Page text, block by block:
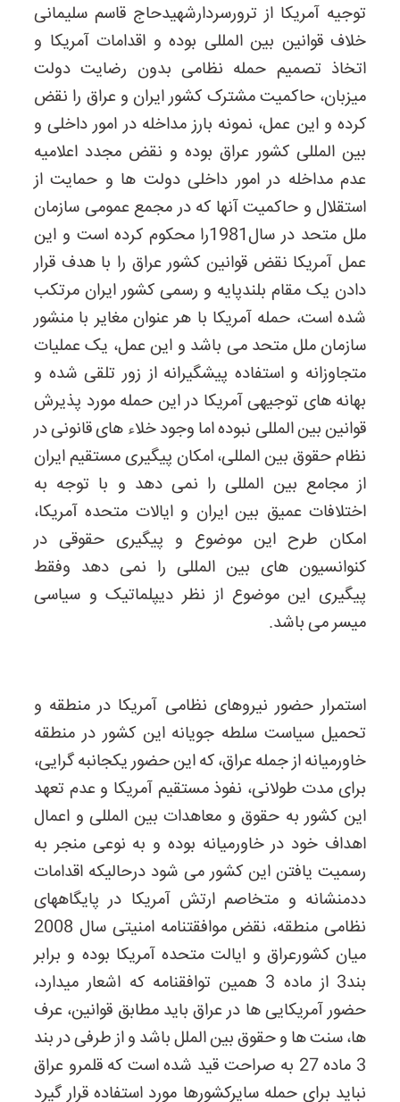
توجیه آمریکا از ترورسردارشهیدحاج قاسم سلیمانی
خلاف قوانین بین المللی بوده و اقدامات آمریکا و
اتخاذ تصمیم حمله نظامی بدون رضایت دولت
میزبان، حاکمیت مشترک کشور ایران و عراق را نقض
کرده و این عمل، نمونه بارز مداخله در امور داخلی و
بین المللی کشور عراق بوده و نقض مجدد اعلامیه
عدم مداخله در امور داخلی دولت ها و حمایت از
استقلال و حاکمیت آنها که در مجمع عمومی سازمان
ملل متحد در سال1981را محکوم کرده است و این
عمل آمریکا نقض قوانین کشور عراق را با هدف قرار
دادن یک مقام بلندپایه و رسمی کشور ایران مرتکب
شده است، حمله آمریکا با هر عنوان مغایر با منشور
سازمان ملل متحد می باشد و این عمل، یک عملیات
متجاوزانه و استفاده پیشگیرانه از زور تلقی شده و
بهانه های توجیهی آمریکا در این حمله مورد پذیرش
قوانین بین المللی نبوده اما وجود خلاء های قانونی در
نظام حقوق بین المللی، امکان پیگیری مستقیم ایران
از مجامع بین المللی را نمی دهد و با توجه به
اختلافات عمیق بین ایران و ایالات متحده آمریکا،
امکان طرح این موضوع و پیگیری حقوقی در
کنوانسیون های بین المللی را نمی دهد وفقط
پیگیری این موضوع از نظر دیپلماتیک و سیاسی
میسر می باشد.
استمرار حضور نیروهای نظامی آمریکا در منطقه و
تحمیل سیاست سلطه جویانه این کشور در منطقه
خاورمیانه از جمله عراق، که این حضور یکجانبه گرایی،
برای مدت طولانی، نفوذ مستقیم آمریکا و عدم تعهد
این کشور به حقوق و معاهدات بین المللی و اعمال
اهداف خود در خاورمیانه بوده و به نوعی منجر به
رسمیت یافتن این کشور می شود درحالیکه اقدامات
ددمنشانه و متخاصم ارتش آمریکا در پایگاههای
نظامی منطقه، نقض موافقتنامه امنیتی سال 2008
میان کشورعراق و ایالت متحده آمریکا بوده و برابر
بند3 از ماده 3 همین توافقنامه که اشعار میدارد،
حضور آمریکایی ها در عراق باید مطابق قوانین، عرف
ها، سنت ها و حقوق بین الملل باشد و از طرفی در بند
3 ماده 27 به صراحت قید شده است که قلمرو عراق
نباید برای حمله سایرکشورها مورد استفاده قرار گیرد